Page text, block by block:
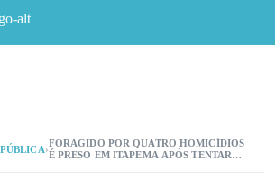
›
FORAGIDO POR QUATRO HOMICÍDIOS
É PRESO EM ITAPEMA APÓS TENTAR